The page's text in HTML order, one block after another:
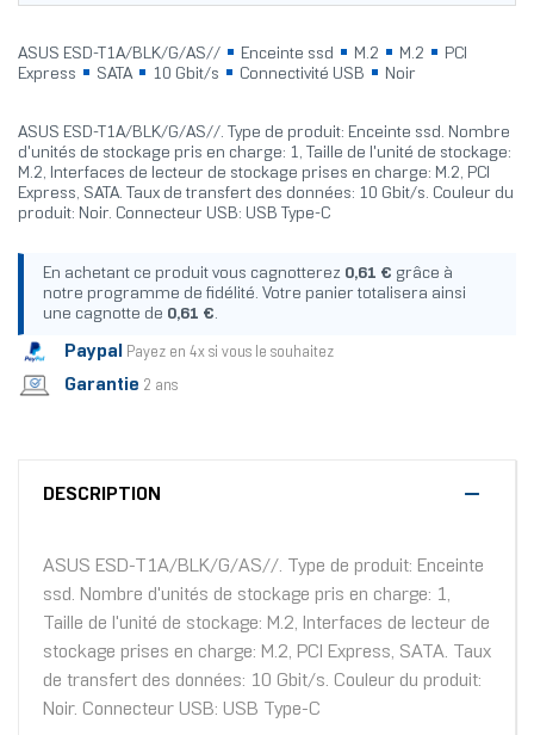
ASUS ESD-T1A/BLK/G/AS// Enceinte ssd M.2 M.2
PCI
Express
SATA 10 Gbit/s Connectivité USB Noir
ASUS ESD-T1A/BLK/G/AS//. Type de produit: Enceinte ssd. Nombre
d'unités de stockage pris en charge: 1, Taille de l'unité de stockage:
M.2, Interfaces de lecteur de stockage prises en charge: M.2, PCI
Express, SATA. Taux de transfert des données: 10 Gbit/s. Couleur du
produit: Noir. Connecteur USB: USB Type-C
En achetant ce produit vous cagnotterez 0,61 € grâce à
notre programme de fidélité. Votre panier totalisera ainsi
une cagnotte de 0,61 €.
Paypal Payez en 4x si vous le souhaitez
Garantie 2 ans
DESCRIPTION
ASUS ESD-T1A/BLK/G/AS//. Type de produit: Enceinte
ssd. Nombre d'unités de stockage pris en charge: 1,
Taille de l'unité de stockage: M.2, Interfaces de lecteur de
stockage prises en charge: M.2, PCI Express, SATA. Taux
de transfert des données: 10 Gbit/s. Couleur du produit:
Noir. Connecteur USB: USB Type-C